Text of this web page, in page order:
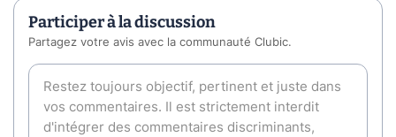
Participer à la discussion
Partagez votre avis avec la communauté Clubic.